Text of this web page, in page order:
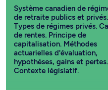
Système canadien de
de retraite publics et privés.
Types de régimes privés.
de rentes. Principe de
capitalisation. Méthodes
actuarielles d'évaluation,
hypothèses, gains et pertes.
Contexte législatif.